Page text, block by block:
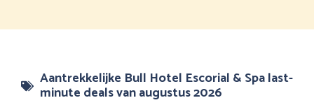
Aantrekkelijke Bull Hotel Escorial & Spa last-
minute deals van augustus 2026